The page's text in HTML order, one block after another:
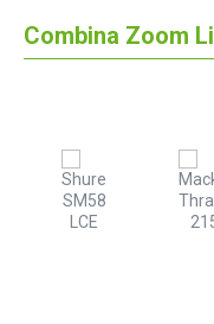
Combina Zoom